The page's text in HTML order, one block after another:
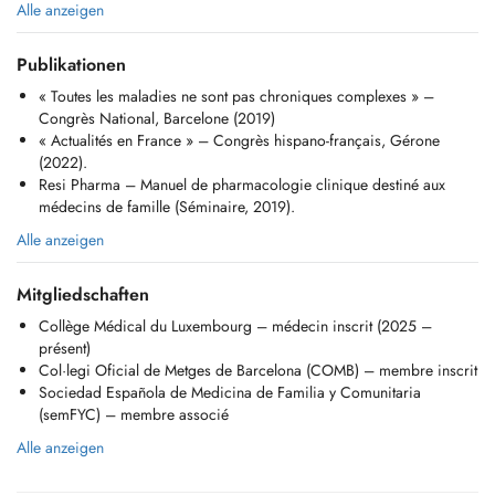
Merci d'arriver quelques minutes avant l'heure de votre rendez-vous et
valide.
Tout rendez-vous manqué ou annulé moins de 24 heures à l'avance
pourra faire l'objet de frais d'annulation, non remboursés par la CNS.
Si vous devez annuler votre rendez-vous dans les 4 heures précédant
l'heure prévue en raison d'une urgence, merci d'envoyer un e-mail à
en précisant le motif.
Honoraires:
Les honoraires sont fixés conformément à la tarification officielle de la
CNS. Un supplément (CP1) peut être appliqué dans certaines
situations, par exemple lorsqu'un retard entraîne une consultation plus
longue ou plus complexe.
Merci de votre compréhension et de votre coopération.
........................................................................................................
..........................
Alle anzeigen
Publikationen
« Toutes les maladies ne sont pas chroniques complexes » –
Congrès National, Barcelone (2019)
« Actualités en France » – Congrès hispano-français, Gérone
(2022).
Resi Pharma – Manuel de pharmacologie clinique destiné aux
médecins de famille (Séminaire, 2019).
Alle anzeigen
Mitgliedschaften
Collège Médical du Luxembourg – médecin inscrit (2025 –
présent)
Col·legi Oficial de Metges de Barcelona (COMB) – membre inscrit
Sociedad Española de Medicina de Familia y Comunitaria
(semFYC) – membre associé
Alle anzeigen